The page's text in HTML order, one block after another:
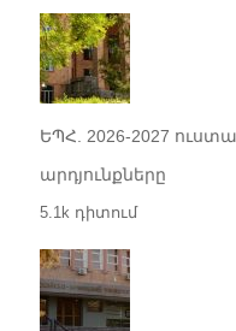
ԵՊՀ. 2026-2027
արդյունքները
5.1k դիտում